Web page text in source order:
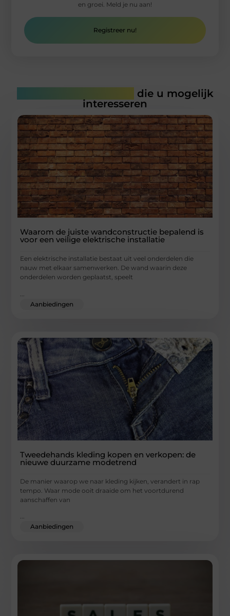
en groei. Meld je nu aan!
Registreer nu!
die u mogelijk
interesseren
Waarom de juiste wandconstructie bepalend is
voor een veilige elektrische installatie
Een elektrische installatie bestaat uit veel onderdelen die
nauw met elkaar samenwerken. De wand waarin deze
onderdelen worden geplaatst, speelt
Aanbiedingen
Tweedehands kleding kopen en verkopen: de
nieuwe duurzame modetrend
De manier waarop we naar kleding kijken, verandert in rap
tempo. Waar mode ooit draaide om het voortdurend
aanschaffen van
...
Aanbiedingen